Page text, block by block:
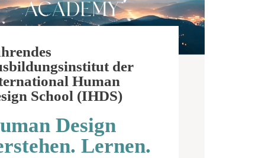
der
Human
School (IHDS)
Design
Lernen.